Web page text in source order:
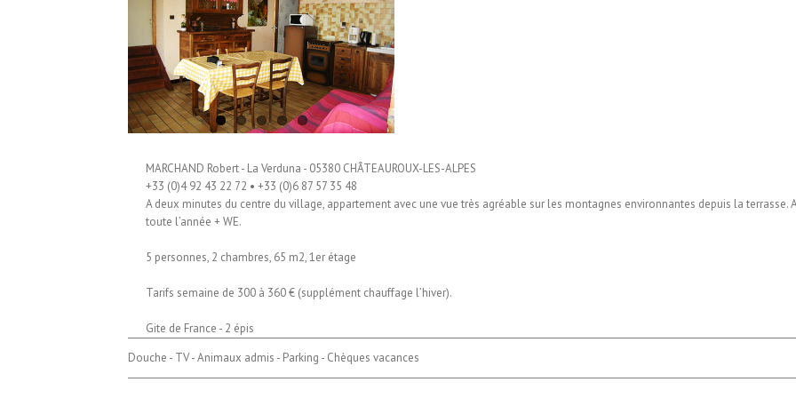
MARCHAND Robert - La Verduna - 05380 CHÂTEAUROUX-LES-ALPES
+33 (0)4 92 43 22 72 • +33 (0)6 87 57 35 48
A deux minutes du centre du village, appartement avec une vue très agréable sur les montagnes environnantes depuis la terrasse.
toute l’année + WE.
5 personnes, 2 chambres, 65 m2, 1er étage
Tarifs semaine de 300 à 360 € (supplément chauffage l’hiver).
Gite de France - 2 épis
Douche - TV - Animaux admis - Parking - Chèques vacances